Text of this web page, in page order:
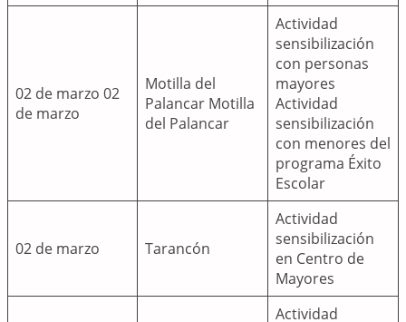
02 de marzo 02
de marzo
Motilla del
Palancar Motilla
del Palancar
Actividad
sensibilización
con personas
mayores
Actividad
sensibilización
con menores del
programa Éxito
Escolar
02 de marzo Tarancón
Actividad
sensibilización
en Centro de
Mayores
Actividad